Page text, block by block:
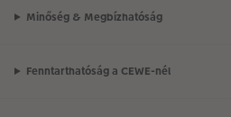
Minőség & Megbízhatóság
Fenntarthatóság a CEWE-nél